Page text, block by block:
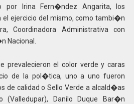
por Irina Fern�ndez Angarita, los
el ejercicio del mismo, como tambi�n
Coordinadora Administrativa con
Nacional.
prevalecieron el color verde y caras
de la pol�tica, uno a uno fueron
de calidad o Sello Verde a alcald�as
(Valledupar), Danilo Duque Bar�n